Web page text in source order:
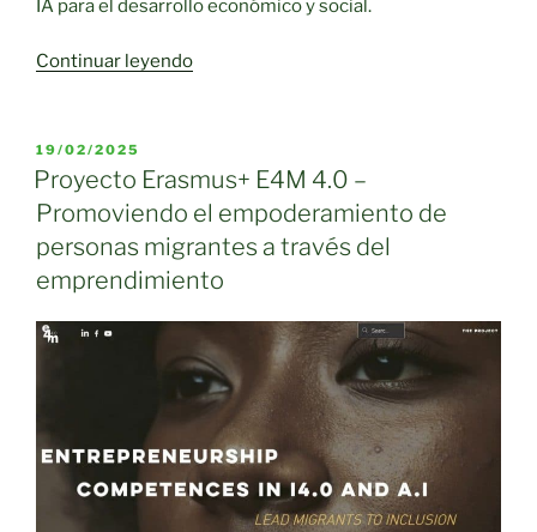
IA para el desarrollo económico y social.
Continuar leyendo«AI4VET4AI
PROFESIONAL
HACIA
ERA
DE
LA
INTELIGENCIA
ARTIFICIAL»
PUBLICADO
EL
19/02/2025
Proyecto Erasmus+ E4M 4.0 –
Promoviendo el empoderamiento de
personas migrantes a través del
emprendimiento